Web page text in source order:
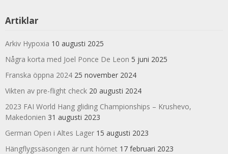
Artiklar
Arkiv Hypoxia 10 augusti 2025
Några korta med Joel Ponce De Leon 5 juni 2025
Franska öppna 2024 25 november 2024
Vikten av pre-flight check 20 augusti 2024
2023 FAI World Hang gliding Championships – Krushevo,
Makedonien 31 augusti 2023
German Open i Altes Lager 15 augusti 2023
Hängflygssäsongen är runt hörnet 17 februari 2023